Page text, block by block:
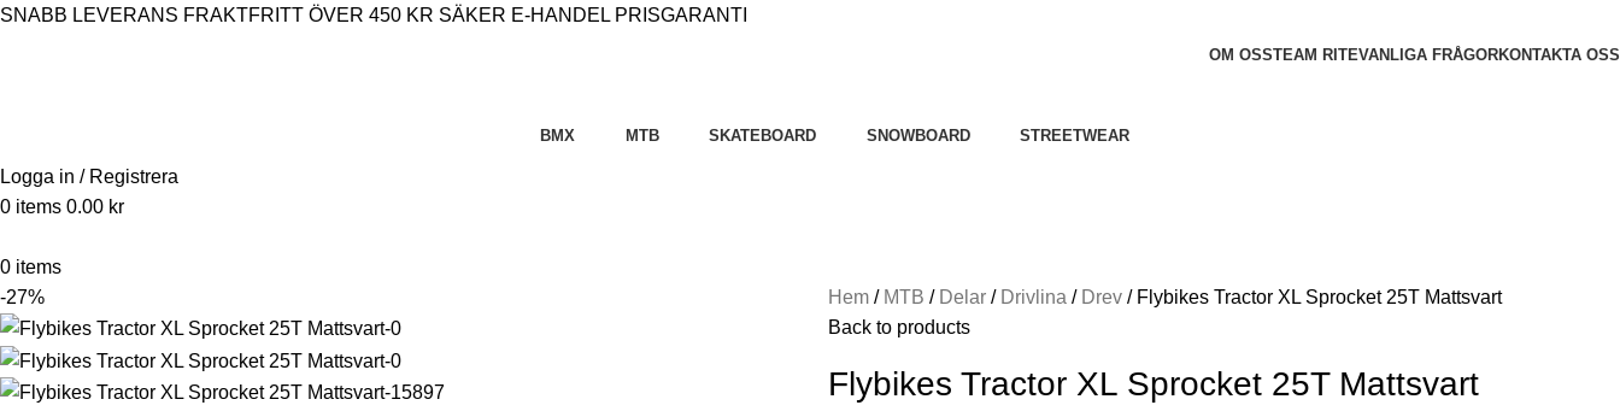
SNABB LEVERANS FRAKTFRITT ÖVER 450 KR SÄKER E-HANDEL PRISGARANTI
OM OSSTEAM RITEVANLIGA FRÅGORKONTAKTA OSS
BMX MTB SKATEBOARD SNOWBOARD STREETWEAR
Logga in / Registrera
0 items 0.00 kr
0 items
-27%
Hem MTB Delar Drivlina Drev
Flybikes Tractor XL Sprocket 25T Mattsvart
Back to products
Flybikes Tractor XL Sprocket 25T Mattsvart